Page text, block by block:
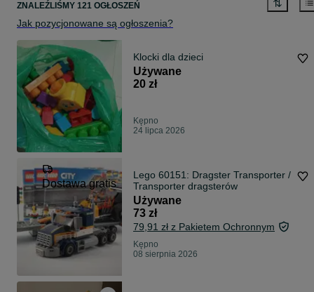
ZNALEŹLIŚMY 121 OGŁOSZEŃ
Jak pozycjonowane są ogłoszenia?
Klocki dla dzieci
Używane
20 zł
Kępno
24 lipca 2026
Dostawa gratis
Lego 60151: Dragster Transporter /
Transporter dragsterów
Używane
73 zł
79,91 zł z Pakietem Ochronnym
Kępno
08 sierpnia 2026